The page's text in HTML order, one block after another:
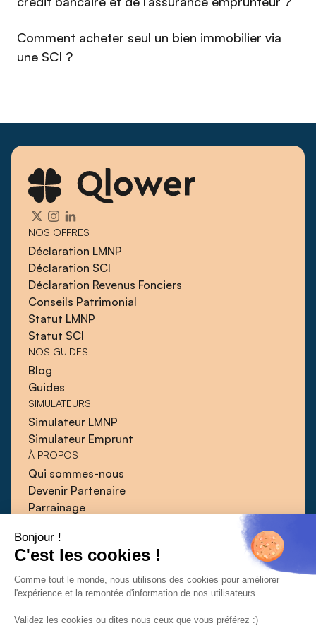
Bonjour !
C'est les cookies !
Comme tout le monde, nous utilisons des cookies pour améliorer
l'expérience et la remontée d'information de nos utilisateurs.
Validez les cookies ou dites nous ceux que vous préférez :)
Comment acheter seul un bien immobilier via
une SCI ?
NOS OFFRES
Déclaration LMNP
Déclaration SCI
Déclaration Revenus Fonciers
Conseils Patrimonial
Statut LMNP
Statut SCI
NOS GUIDES
Blog
Guides
SIMULATEURS
Simulateur LMNP
Simulateur Emprunt
À PROPOS
Qui sommes-nous
Devenir Partenaire
Parrainage
Guides
Presse
Contact